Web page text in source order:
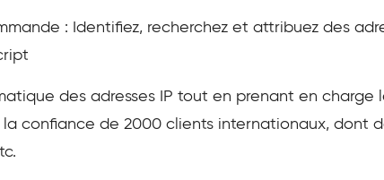
: Identifiez, recherchez et attribuez des
des adresses IP tout en prenant en charge
confiance de 2000 clients internationaux, dont